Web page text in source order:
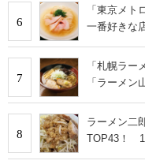
6
「東京メ
一番好きな
7
「札幌ラ
「ラーメン
8
ラーメン二
TOP43！ 1